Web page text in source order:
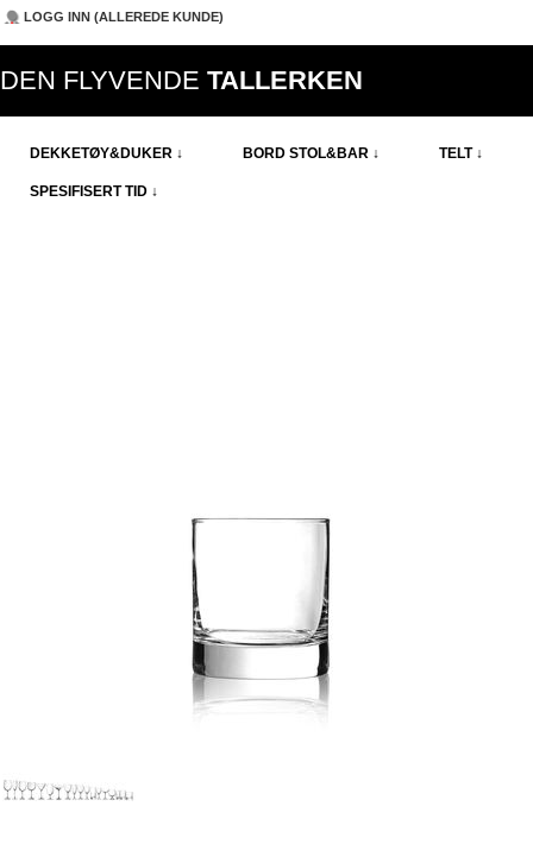
LOGG INN (ALLEREDE KUNDE)
DEN FLYVENDE TALLERKEN
DEKKETØY&DUKER ↓ BORD STOL&BAR ↓ TELT ↓
SPESIFISERT TID ↓